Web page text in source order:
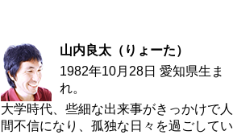
山内良太（りょーた）
1982年10月28日 愛知県生ま
れ。
大学時代、些細な出来事がきっかけで人
間不信になり、孤独な日々を過ごしてい